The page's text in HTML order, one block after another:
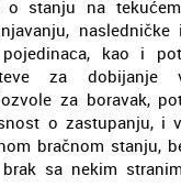
o stanju na
kao i
za
za boravak,
o zastupanju, i
bračnom stanju,
sa nekim